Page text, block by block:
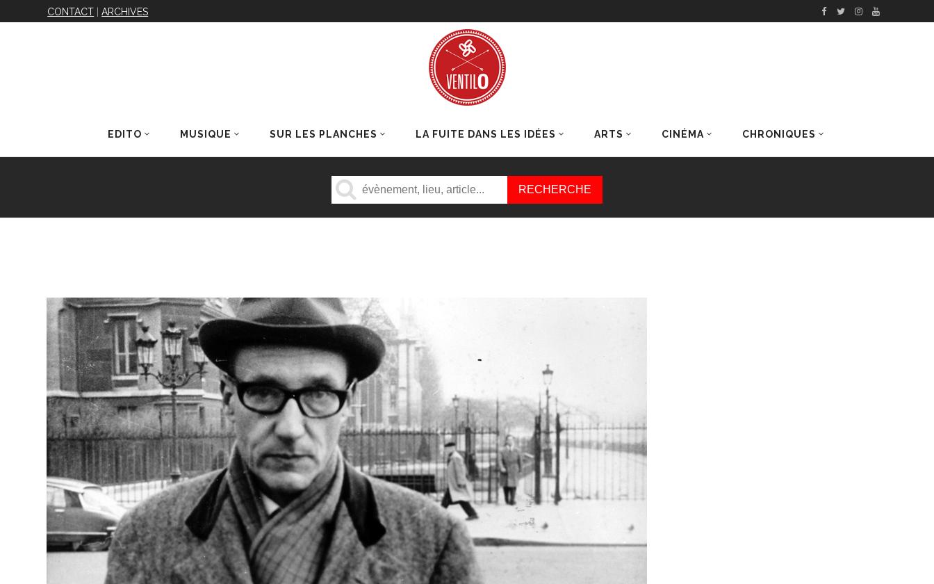
CONTACT |ARCHIVES
EDITO MUSIQUE SUR LES PLANCHES LA FUITE DANS LES IDÉES ARTS CINÉMA CHRONIQUES
DERNIERS ARTICLES